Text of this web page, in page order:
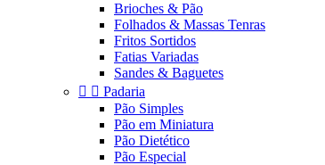
Brioches & Pão
Folhados & Massas Tenras
Fritos Sortidos
Fatias Variadas
Sandes & Baguetes
  Padaria
Pão Simples
Pão em Miniatura
Pão Dietético
Pão Especial